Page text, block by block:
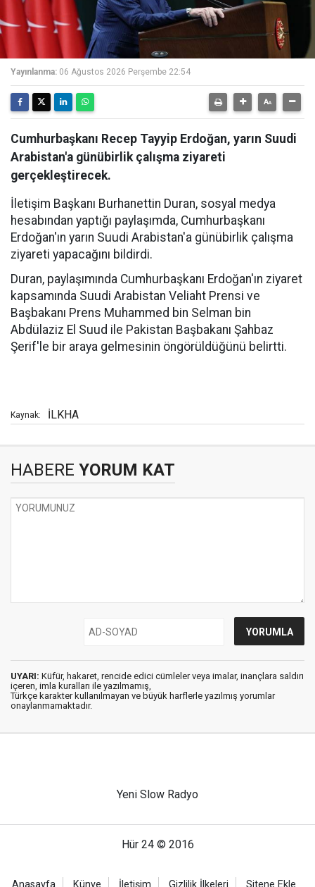
Yayınlanma: 06 Ağustos 2026 Perşembe 22:54
Cumhurbaşkanı Recep Tayyip Erdoğan, yarın Suudi
Arabistan'a günübirlik çalışma ziyareti
gerçekleştirecek.
İletişim Başkanı Burhanettin Duran, sosyal medya
hesabından yaptığı paylaşımda, Cumhurbaşkanı
Erdoğan'ın yarın Suudi Arabistan'a günübirlik çalışma
ziyareti yapacağını bildirdi.
Duran, paylaşımında Cumhurbaşkanı Erdoğan'ın ziyaret
kapsamında Suudi Arabistan Veliaht Prensi ve
Başbakanı Prens Muhammed bin Selman bin
Abdülaziz El Suud ile Pakistan Başbakanı Şahbaz
Şerif'le bir araya gelmesinin öngörüldüğünü belirtti.
Kaynak: İLKHA
HABERE YORUM KAT
UYARI: Küfür, hakaret, rencide edici cümleler veya imalar, inançlara saldırı
içeren, imla kuralları ile yazılmamış,
Türkçe karakter kullanılmayan ve büyük harflerle yazılmış yorumlar
onaylanmamaktadır.
Yeni Slow Radyo
Hür 24 © 2016
Anasayfa Künye İletişim Gizlilik İlkeleri Sitene Ekle